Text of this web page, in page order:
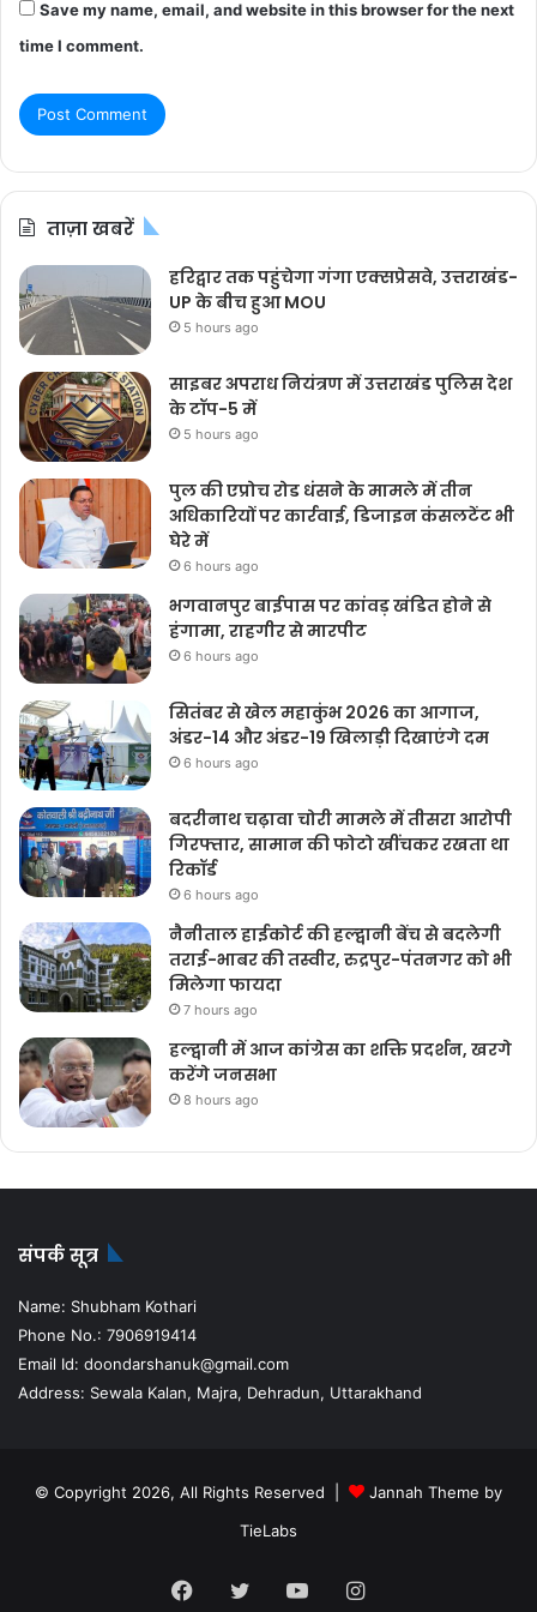
Save my name, email, and website in this browser for the next
time I comment.
ताज़ा खबरें
हरिद्वार तक पहुंचेगा गंगा एक्सप्रेसवे, उत्तराखंड-
UP के बीच हुआ MOU
5 hours ago
साइबर अपराध नियंत्रण में उत्तराखंड पुलिस देश
के टॉप-5 में
5 hours ago
पुल की एप्रोच रोड धंसने के मामले में तीन
अधिकारियों पर कार्रवाई, डिजाइन कंसलटेंट भी
घेरे में
6 hours ago
भगवानपुर बाईपास पर कांवड़ खंडित होने से
हंगामा, राहगीर से मारपीट
6 hours ago
सितंबर से खेल महाकुंभ 2026 का आगाज,
अंडर-14 और अंडर-19 खिलाड़ी दिखाएंगे दम
6 hours ago
बदरीनाथ चढ़ावा चोरी मामले में तीसरा आरोपी
गिरफ्तार, सामान की फोटो खींचकर रखता था
रिकॉर्ड
6 hours ago
नैनीताल हाईकोर्ट की हल्द्वानी बेंच से बदलेगी
तराई-भाबर की तस्वीर, रुद्रपुर-पंतनगर को भी
मिलेगा फायदा
7 hours ago
हल्द्वानी में आज कांग्रेस का शक्ति प्रदर्शन, खरगे
करेंगे जनसभा
8 hours ago
संपर्क सूत्र
Name: Shubham Kothari
Phone No.: 7906919414
Email Id: doondarshanuk@gmail.com
Address: Sewala Kalan, Majra, Dehradun, Uttarakhand
© Copyright 2026, All Rights Reserved |
Jannah Theme by
TieLabs
Facebook
TwitterYouTubeInstagram